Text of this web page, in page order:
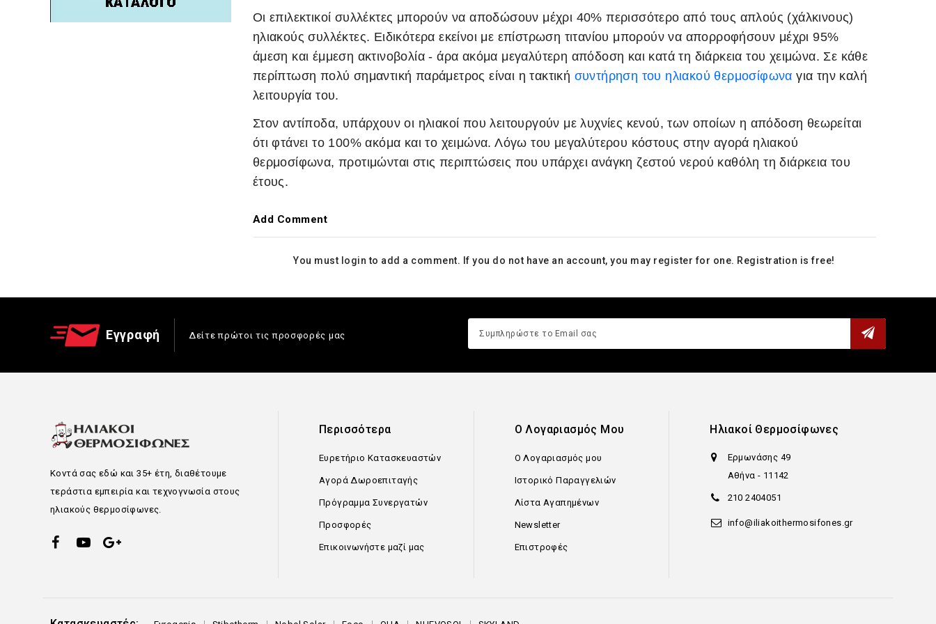
Οι επιλεκτικοί συλλέκτες μπορούν να αποδώσουν μέχρι 40% περισσότερο από τους απλούς (χάλκινους)
ηλιακούς συλλέκτες. Ειδικότερα εκείνοι με επίστρωση τιτανίου μπορούν να απορροφήσουν μέχρι 95%
άμεση και έμμεση ακτινοβολία - άρα ακόμα μεγαλύτερη απόδοση και κατά τη διάρκεια του χειμώνα. Σε κάθε
περίπτωση πολύ σημαντική παράμετρος είναι η τακτική συντήρηση του ηλιακού θερμοσίφωνα για την καλή
λειτουργία του.
Στον αντίποδα, υπάρχουν οι ηλιακοί που λειτουργούν με λυχνίες κενού, των οποίων η απόδοση θεωρείται
ότι φτάνει το 100% ακόμα και το χειμώνα. Λόγω του μεγαλύτερου κόστους στην αγορά ηλιακού
θερμοσίφωνα, προτιμώνται στις περιπτώσεις που υπάρχει ανάγκη ζεστού νερού καθόλη τη διάρκεια του
έτους.
Add Comment
You must login to add a comment. If you do not have an account, you may register for one. Registration is free!
Εγγραφή Δείτε πρώτοι τις προσφορές μας
Κοντά σας εδώ και 35+ έτη, διαθέτουμε
τεράστια εμπειρία και τεχνογνωσία στους
ηλιακούς θερμοσίφωνες.
Περισσότερα
Ευρετήριο Κατασκευαστών
Αγορά Δωροεπιταγής
Πρόγραμμα Συνεργατών
Προσφορές
Επικοινωνήστε μαζί μας
Ο Λογαριασμός Μου
Ο Λογαριασμός μου
Ιστορικό Παραγγελιών
Λίστα Αγαπημένων
Newsletter
Επιστροφές
Ηλιακοί Θερμοσίφωνες
Ερμωνάσης 49
Αθήνα - 11142
210 2404051
info@iliakoithermosifones.gr